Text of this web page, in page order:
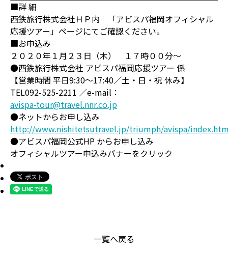
■詳 細
西鉄旅行株式会社ＨＰ内 「アビスパ福岡オフィシャル
応援ツアー」ページにてご確認ください。
■お申込み
２０２０年１月２３日（木） １７時００分～
●西鉄旅行株式会社 アビスパ福岡応援ツアー 係
【営業時間 平日9:30～17:40／土・日・祝 休み】
TEL092-525-2211 ／e-mail：
avispa-tour@travel.nnr.co.jp
●ネットからお申し込み
http://www.nishitetsutravel.jp/triumph/avispa/
●アビスパ福岡公式HP からお申し込み
オフィシャルツアー申込みバナーをクリック
一覧へ戻る